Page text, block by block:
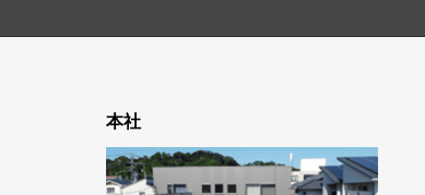
本社